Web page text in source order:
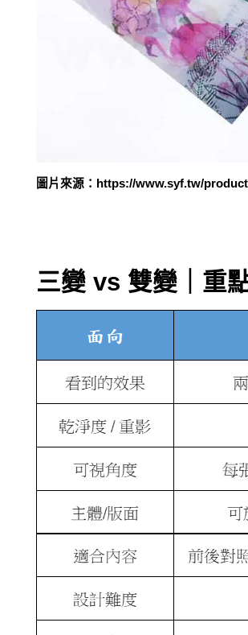
圖片來源：https://www.syf.tw/
三變 vs 雙變｜重